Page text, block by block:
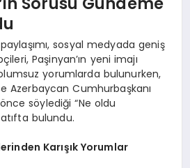
sosyal medyada geniş
Paşinyan’ın yeni imajı
yorumlarda bulunurken,
Azerbaycan Cumhurbaşkanı
söylediği “Ne oldu
bulundu.
Karışık Yorumlar